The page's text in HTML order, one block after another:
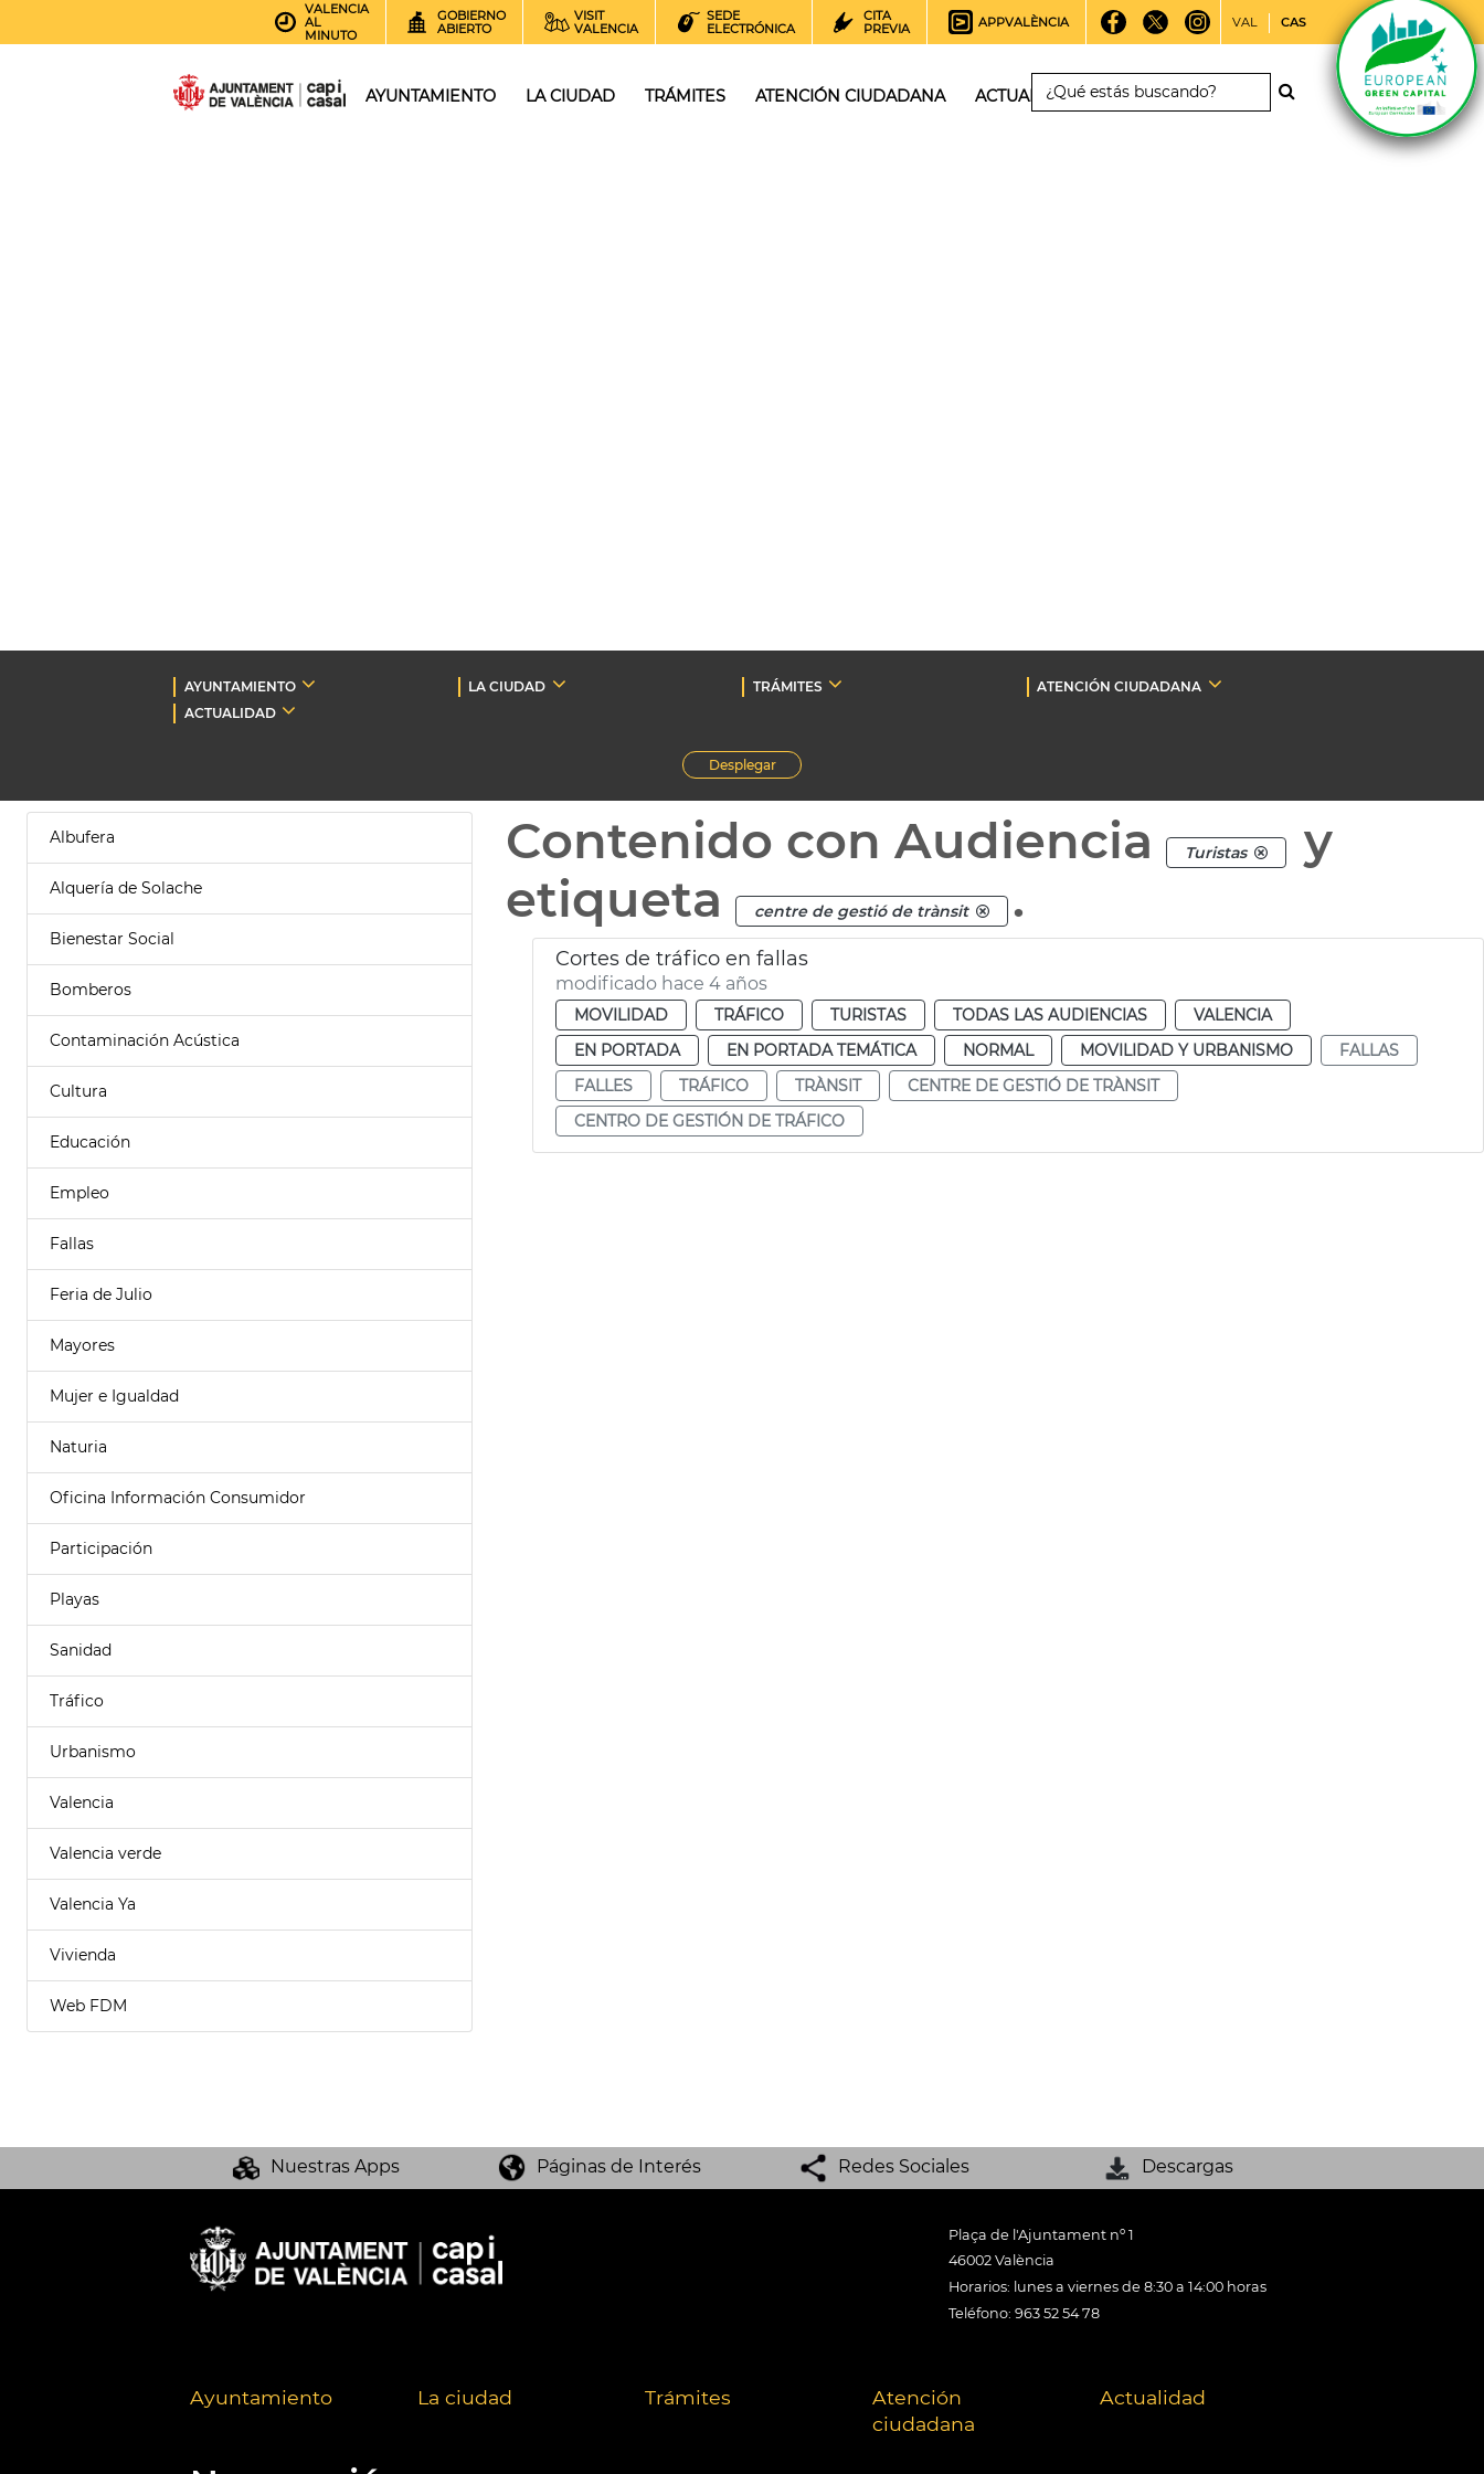
VALENCIA
AL
MINUTO
GOBIERNO
ABIERTO
VISIT
VALENCIA
SEDE
ELECTRÓNICA
CITA
PREVIA
APPVALÈNCIA VAL CAS
AYUNTAMIENTO LA CIUDAD TRÁMITES ATENCIÓN CIUDADANA ACTUALIDAD
AYUNTAMIENTO LA CIUDAD TRÁMITES
ATENCIÓN CIUDADANA
ACTUALIDAD
Desplegar
Albufera
Alquería de Solache
Bienestar Social
Bomberos
Contaminación Acústica
Cultura
Educación
Empleo
Fallas
Feria de Julio
Mayores
Mujer e Igualdad
Naturia
Oficina Información Consumidor
Participación
Playas
Sanidad
Tráfico
Urbanismo
Valencia
Valencia verde
Valencia Ya
Vivienda
Web FDM
Contenido con Audiencia Turistas
y
etiqueta
centre de gestió de trànsit .
Cortes de tráfico en fallas
modificado hace 4 años
MOVILIDAD TRÁFICO TURISTAS TODAS LAS AUDIENCIAS
VALENCIA
EN PORTADA
EN PORTADA TEMÁTICA NORMAL MOVILIDAD Y URBANISMO
FALLAS
FALLES
TRÁFICO TRÀNSIT
CENTRE DE GESTIÓ DE TRÀNSIT
CENTRO DE GESTIÓN DE TRÁFICO
Nuestras Apps Páginas de Interés Redes Sociales Descargas
Plaça de l'Ajuntament nº 1
46002 València
Horarios: lunes a viernes de 8:30 a 14:00 horas
Teléfono: 963 52 54 78
Ayuntamiento La ciudad Trámites
Atención
ciudadana
Actualidad